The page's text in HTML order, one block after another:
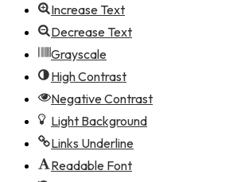
Increase Text
Decrease Text
Grayscale
High Contrast
Negative Contrast
Light Background
Links Underline
Readable Font